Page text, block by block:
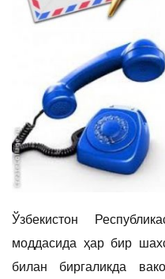
Ўзбекистон
моддасида ҳар бир
билан биргаликда